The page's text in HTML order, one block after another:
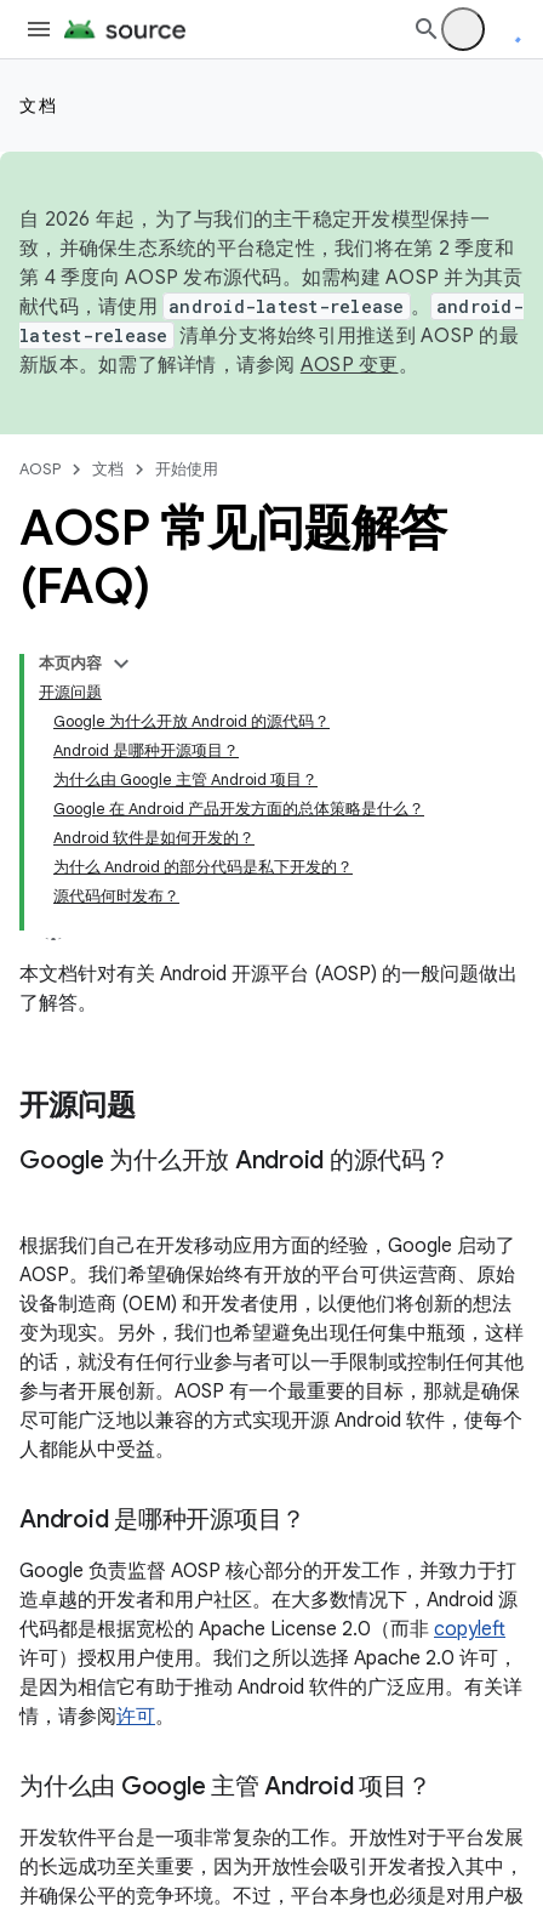
文档
自 2026 年起，为了与我们的主干稳定开发模型保持一
致，并确保生态系统的平台稳定性，我们将在第 2 季度和
第 4 季度向 AOSP 发布源代码。如需构建 AOSP 并为其贡
献代码，请使用 android-latest-release 。
android-
latest-release 清单分支将始终引用推送到 AOSP 的最
新版本。如需了解详情，请参阅 AOSP 变更。
AOSP 文档 开始使用
AOSP 常见问题解答
(FAQ)
本页内容
开源问题
Google 为什么开放 Android 的源代码？
Android 是哪种开源项目？
为什么由 Google 主管 Android 项目？
Google 在 Android 产品开发方面的总体策略是什么？
Android 软件是如何开发的？
为什么 Android 的部分代码是私下开发的？
源代码何时发布？
本文档针对有关 Android 开源平台 (AOSP) 的一般问题做出
了解答。
开源问题
Google 为什么开放 Android 的源代码？
根据我们自己在开发移动应用方面的经验，Google 启动了
AOSP。我们希望确保始终有开放的平台可供运营商、原始
设备制造商 (OEM) 和开发者使用，以便他们将创新的想法
变为现实。另外，我们也希望避免出现任何集中瓶颈，这样
的话，就没有任何行业参与者可以一手限制或控制任何其他
参与者开展创新。AOSP 有一个最重要的目标，那就是确保
尽可能广泛地以兼容的方式实现开源 Android 软件，使每个
人都能从中受益。
Android 是哪种开源项目？
Google 负责监督 AOSP 核心部分的开发工作，并致力于打
造卓越的开发者和用户社区。在大多数情况下，Android 源
代码都是根据宽松的 Apache License 2.0（而非 copyleft
许可）授权用户使用。我们之所以选择 Apache 2.0 许可，
是因为相信它有助于推动 Android 软件的广泛应用。有关详
情，请参阅许可。
为什么由 Google 主管 Android 项目？
开发软件平台是一项非常复杂的工作。开放性对于平台发展
的长远成功至关重要，因为开放性会吸引开发者投入其中，
并确保公平的竞争环境。不过，平台本身也必须是对用户极